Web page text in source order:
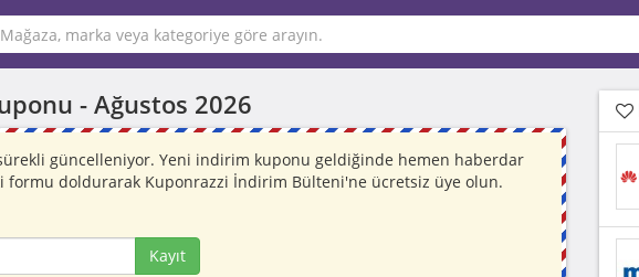
- Ağustos 2026
güncelleniyor. Yeni indirim kuponu geldiğinde hemen haberdar
formu doldurarak Kuponrazzi İndirim Bülteni'ne ücretsiz üye olun.
Kayıt